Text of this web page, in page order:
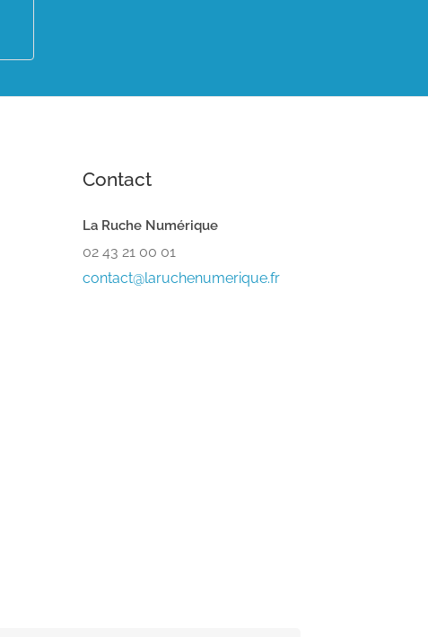
Contact
La Ruche Numérique
02 43 21 00 01
contact@laruchenumerique.fr